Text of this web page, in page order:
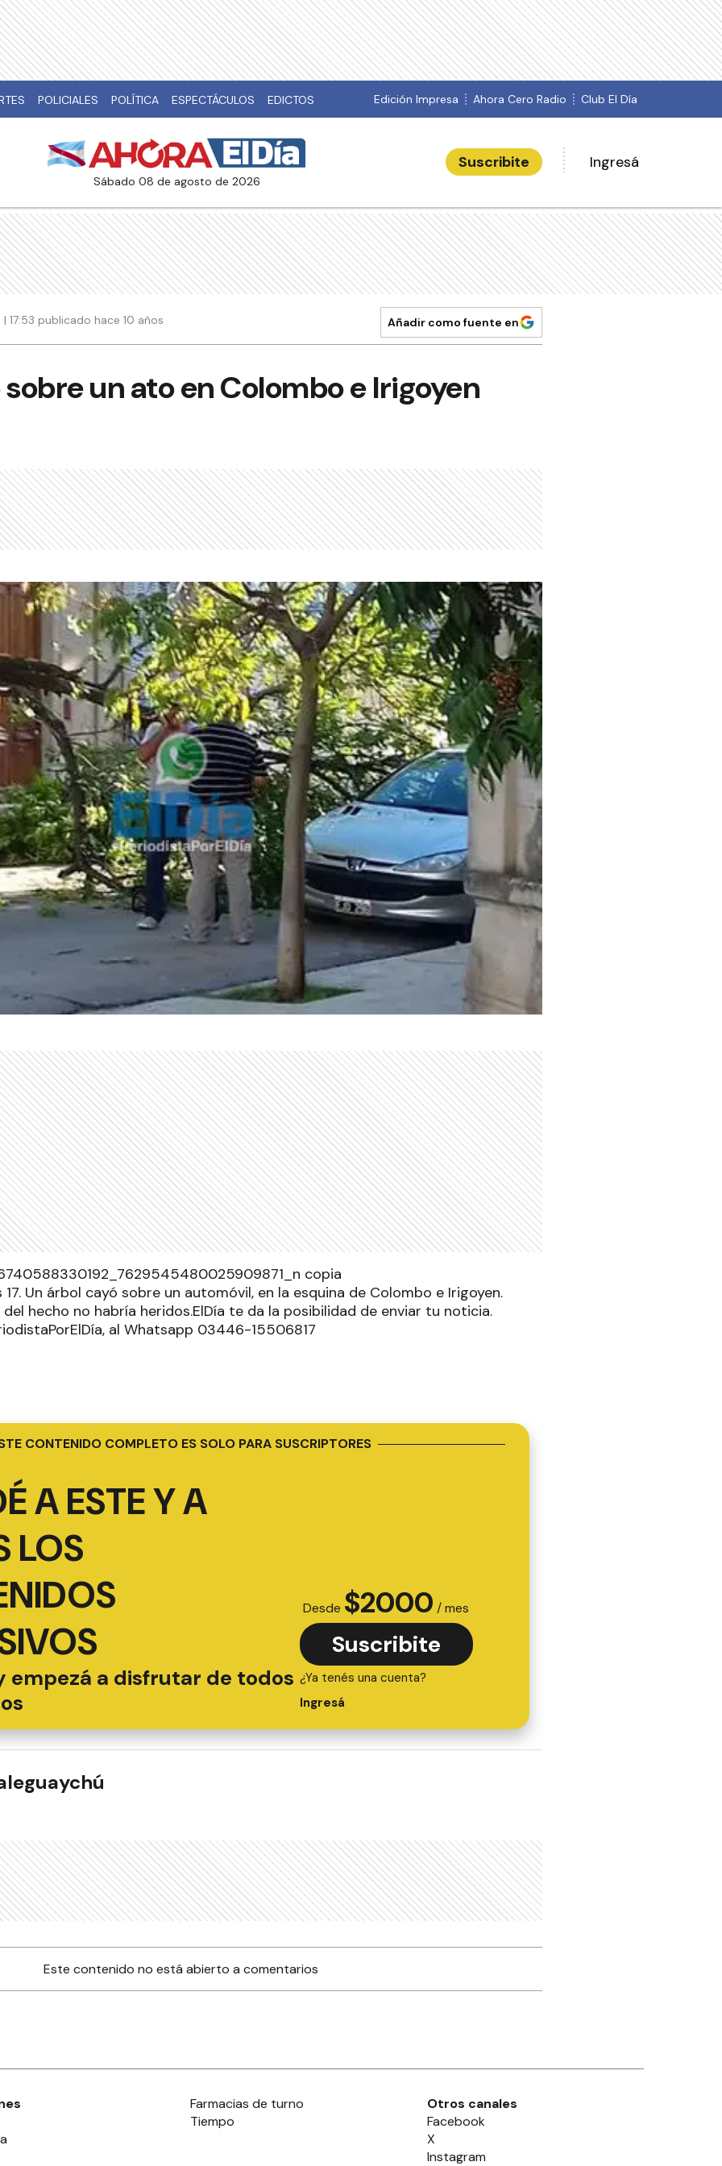
POLICIALES POLÍTICA ESPECTÁCULOS EDICTOS Edición Impresa Ahora Cero Radio Club El Día
sábado 08 de agosto de 2026
Suscribite Ingresá
17:53 publicado hace 10 años Añadir como fuente en
un ato en Colombo e Irigoyen
Un árbol cayó sobre un automóvil, en la esquina de Colombo e Irigoyen.
hecho no habría heridos.ElDía te da la posibilidad de enviar tu noticia.
al Whatsapp 03446-15506817
CONTENIDO COMPLETO ES SOLO PARA SUSCRIPTORES
A ESTE Y A
LOS
empezá a disfrutar de todos
Desde $2000 / mes
Suscribite
¿Ya tenés una cuenta?
Ingresá
Este contenido no está abierto a comentarios
Farmacias de turno
Tiempo
Otros canales
Facebook
X
Instagram